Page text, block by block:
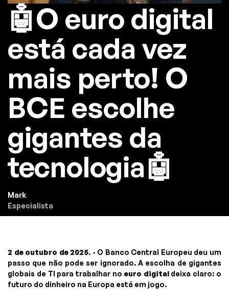
🤖O euro digital
está cada vez
mais perto! O
BCE escolhe
gigantes da
tecnologia🤖
Mark
Especialista
2 de outubro de 2025. - O Banco Central Europeu deu um
passo que não pode ser ignorado. A escolha de gigantes
globais de TI para trabalhar no euro digitaldeixa claro: o
futuro do dinheiro na Europa está em jogo.